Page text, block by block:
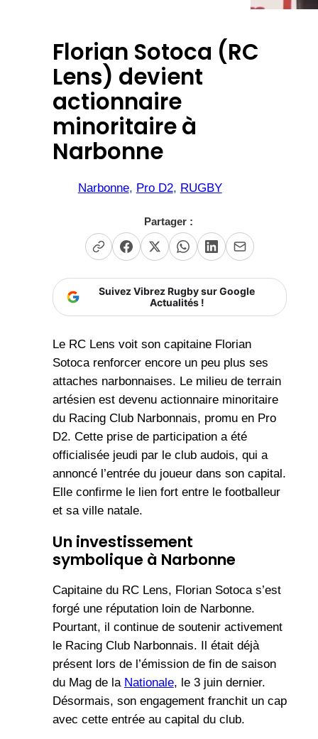
Florian Sotoca (RC
Lens) devient
actionnaire
minoritaire à
Narbonne
Narbonne, Pro D2, RUGBY
Partager :
Suivez Vibrez Rugby sur Google
Actualités !
Le RC Lens voit son capitaine Florian
Sotoca renforcer encore un peu plus ses
attaches narbonnaises. Le milieu de terrain
artésien est devenu actionnaire minoritaire
du Racing Club Narbonnais, promu en Pro
D2. Cette prise de participation a été
officialisée jeudi par le club audois, qui a
annoncé l’entrée du joueur dans son capital.
Elle confirme le lien fort entre le footballeur
et sa ville natale.
Un investissement
symbolique à Narbonne
Capitaine du RC Lens, Florian Sotoca s’est
forgé une réputation loin de Narbonne.
Pourtant, il continue de soutenir activement
le Racing Club Narbonnais. Il était déjà
présent lors de l’émission de fin de saison
du Mag de la Nationale, le 3 juin dernier.
Désormais, son engagement franchit un cap
avec cette entrée au capital du club.